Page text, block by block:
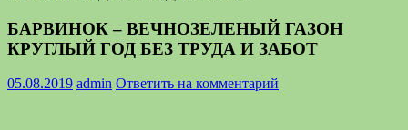
БАРВИНОК – ВЕЧНОЗЕЛЕНЫЙ ГАЗОН
КРУГЛЫЙ ГОД БЕЗ ТРУДА И ЗАБОТ
05.08.2019 admin Ответить на комментарий